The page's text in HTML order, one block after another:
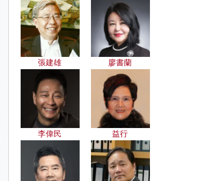
張建雄 廖書蘭
李偉民 益行